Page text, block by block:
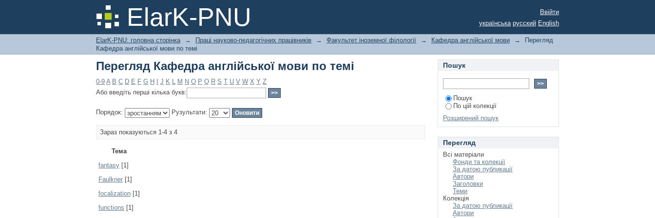
ElarK-PNU
Перегляд Кафедра англійської мови по темі
Ввійти
українська русский English
ElarK-PNU: головна сторінка → Праці науково-педагогічних працівників → Факультет іноземної філології → Кафедра англійської мови →
Перегляд
Кафедра англійської мови по темі
Перегляд Кафедра англійської мови по темі
0-9 A B C D E F G H J K L M N O P Q R S T U V W X Y Z
Або введіть перші кілька букв:
Порядок: Рузультати:
Зараз показуються 1-4 з 4
Тема
fantasy [1]
Faulkner [1]
focalization [1]
functions [1]
Пошук
Пошук
По цій колекції
Розширений пошук
Перегляд
Всі матеріали
Фонди та колекції
За датою публикації
Автори
Заголовки
Теми
Колекція
За датою публикації
Автори